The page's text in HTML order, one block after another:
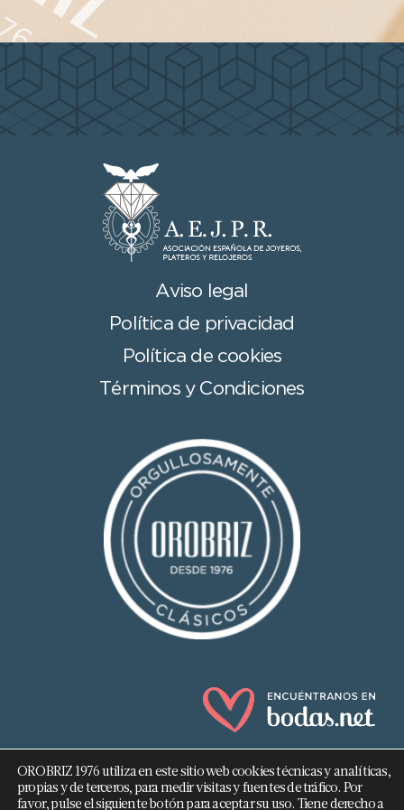
Aviso legal
Política de privacidad
Política de cookies
Términos y Condiciones
OROBRIZ 1976 utiliza en este sitio web cookies técnicas y analíticas,
propias y de terceros, para medir visitas y fuentes de tráfico. Por
favor, pulse el siguiente botón para aceptar su uso. Tiene derecho a